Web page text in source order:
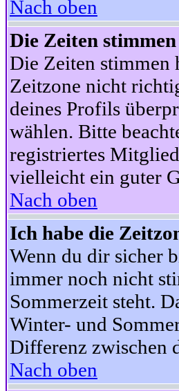
Nach oben
Die Zeiten
Die Zeiten stimmen
Zeitzone nicht
deines Profils
wählen. Bitte
registriertes
vielleicht ein guter
Nach oben
Ich habe die
Wenn du dir sicher
immer noch nicht
Sommerzeit steht.
Winter- und
Differenz zwischen
Nach oben